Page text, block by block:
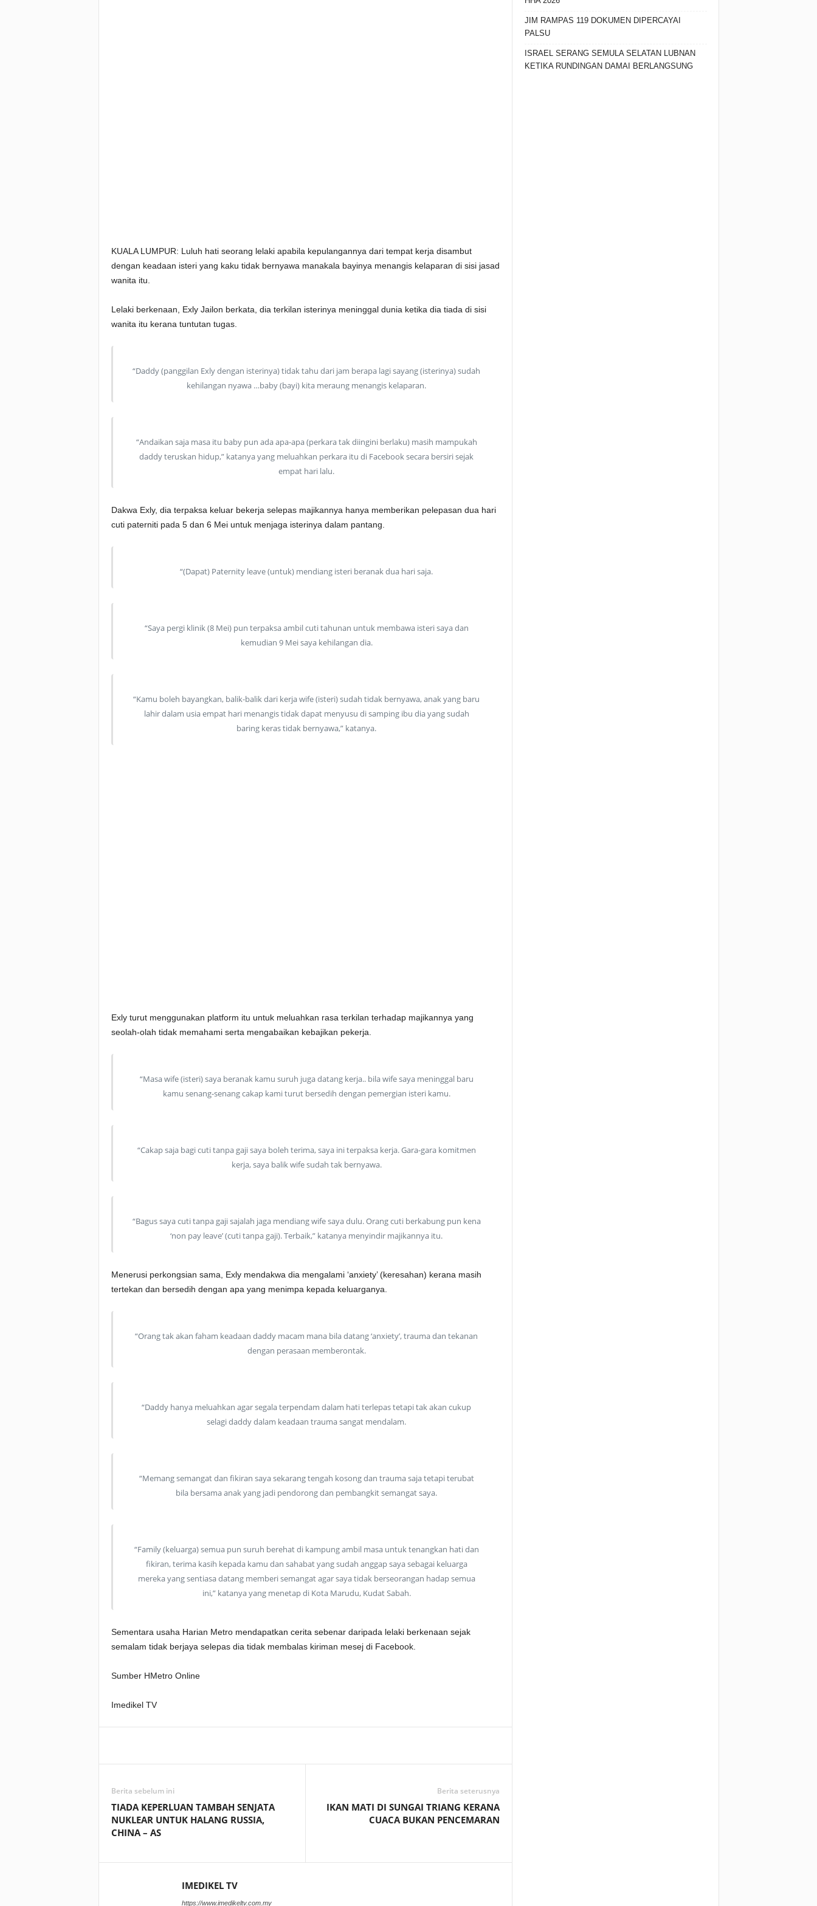
KUALA LUMPUR: Luluh hati seorang lelaki apabila kepulangannya dari tempat kerja disambut
dengan keadaan isteri yang kaku tidak bernyawa manakala bayinya menangis kelaparan di sisi jasad
wanita itu.
Lelaki berkenaan, Exly Jailon berkata, dia terkilan isterinya meninggal dunia ketika dia tiada di sisi
wanita itu kerana tuntutan tugas.
“Daddy (panggilan Exly dengan isterinya) tidak tahu dari jam berapa lagi sayang (isterinya) sudah
kehilangan nyawa …baby (bayi) kita meraung menangis kelaparan.
“Andaikan saja masa itu baby pun ada apa-apa (perkara tak diingini berlaku) masih mampukah
daddy teruskan hidup,” katanya yang meluahkan perkara itu di Facebook secara bersiri sejak
empat hari lalu.
Dakwa Exly, dia terpaksa keluar bekerja selepas majikannya hanya memberikan pelepasan dua hari
cuti paterniti pada 5 dan 6 Mei untuk menjaga isterinya dalam pantang.
“(Dapat) Paternity leave (untuk) mendiang isteri beranak dua hari saja.
“Saya pergi klinik (8 Mei) pun terpaksa ambil cuti tahunan untuk membawa isteri saya dan
kemudian 9 Mei saya kehilangan dia.
“Kamu boleh bayangkan, balik-balik dari kerja wife (isteri) sudah tidak bernyawa, anak yang baru
lahir dalam usia empat hari menangis tidak dapat menyusu di samping ibu dia yang sudah
baring keras tidak bernyawa,” katanya.
Exly turut menggunakan platform itu untuk meluahkan rasa terkilan terhadap majikannya yang
seolah-olah tidak memahami serta mengabaikan kebajikan pekerja.
“Masa wife (isteri) saya beranak kamu suruh juga datang kerja.. bila wife saya meninggal baru
kamu senang-senang cakap kami turut bersedih dengan pemergian isteri kamu.
“Cakap saja bagi cuti tanpa gaji saya boleh terima, saya ini terpaksa kerja. Gara-gara komitmen
kerja, saya balik wife sudah tak bernyawa.
“Bagus saya cuti tanpa gaji sajalah jaga mendiang wife saya dulu. Orang cuti berkabung pun kena
‘non pay leave’ (cuti tanpa gaji). Terbaik,” katanya menyindir majikannya itu.
Menerusi perkongsian sama, Exly mendakwa dia mengalami ‘anxiety’ (keresahan) kerana masih
tertekan dan bersedih dengan apa yang menimpa kepada keluarganya.
“Orang tak akan faham keadaan daddy macam mana bila datang ‘anxiety’, trauma dan tekanan
dengan perasaan memberontak.
“Daddy hanya meluahkan agar segala terpendam dalam hati terlepas tetapi tak akan cukup
selagi daddy dalam keadaan trauma sangat mendalam.
“Memang semangat dan fikiran saya sekarang tengah kosong dan trauma saja tetapi terubat
bila bersama anak yang jadi pendorong dan pembangkit semangat saya.
“Family (keluarga) semua pun suruh berehat di kampung ambil masa untuk tenangkan hati dan
fikiran, terima kasih kepada kamu dan sahabat yang sudah anggap saya sebagai keluarga
mereka yang sentiasa datang memberi semangat agar saya tidak berseorangan hadap semua
ini,” katanya yang menetap di Kota Marudu, Kudat Sabah.
Sementara usaha Harian Metro mendapatkan cerita sebenar daripada lelaki berkenaan sejak
semalam tidak berjaya selepas dia tidak membalas kiriman mesej di Facebook.
Sumber HMetro Online
Imedikel TV
Berita sebelum ini
TIADA KEPERLUAN TAMBAH SENJATA
NUKLEAR UNTUK HALANG RUSSIA,
CHINA – AS
Berita seterusnya
IKAN MATI DI SUNGAI TRIANG KERANA
CUACA BUKAN PENCEMARAN
IMEDIKEL TV
https://www.imedikeltv.com.my
JIM RAMPAS 119 DOKUMEN DIPERCAYAI
PALSU
ISRAEL SERANG SEMULA SELATAN LUBNAN
KETIKA RUNDINGAN DAMAI BERLANGSUNG